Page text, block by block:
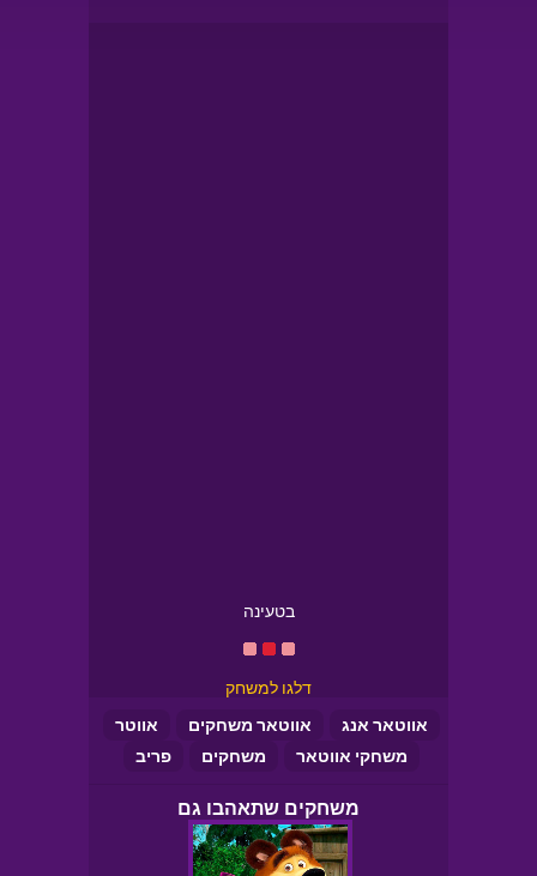
בטעינה
דלגו למשחק
אווטאר אנג
אווטאר משחקים
אווטר
משחקי אווטאר
משחקים פריב
משחקים שתאהבו גם